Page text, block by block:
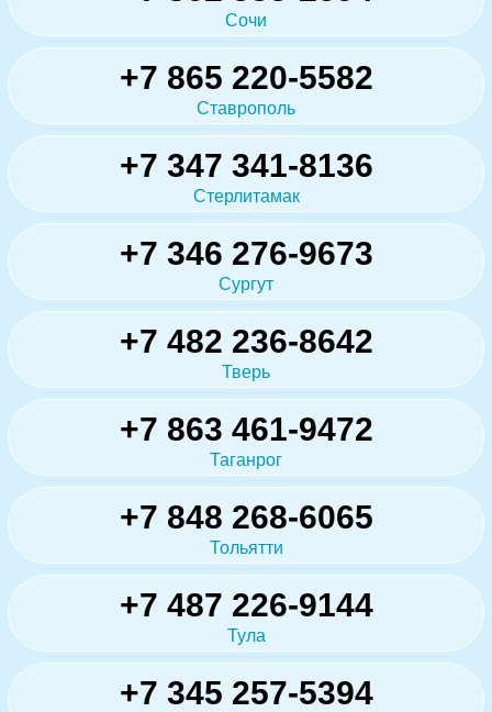
Сочи
+7 865 220-5582
Ставрополь
+7 347 341-8136
Стерлитамак
+7 346 276-9673
Сургут
+7 482 236-8642
Тверь
+7 863 461-9472
Таганрог
+7 848 268-6065
Тольятти
+7 487 226-9144
Тула
+7 345 257-5394